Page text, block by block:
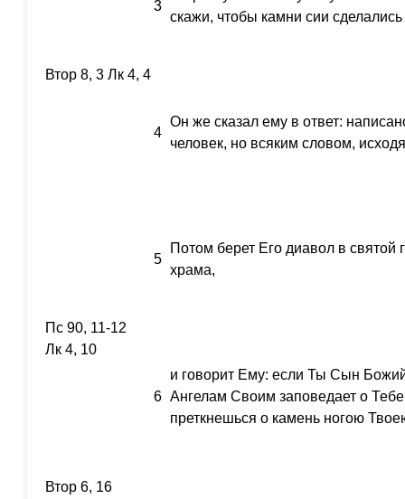
3
скажи, чтобы камни сии
Втор 8, 3 Лк 4, 4
4
Он же сказал ему в ответ:
человек, но всяким словом,
5
Потом берет Его диавол в святой
храма,
Пс 90, 11-12
Лк 4, 10
6
и говорит Ему: если Ты Сын
Ангелам Своим заповедает о
преткнешься о камень ногою
Втор 6, 16